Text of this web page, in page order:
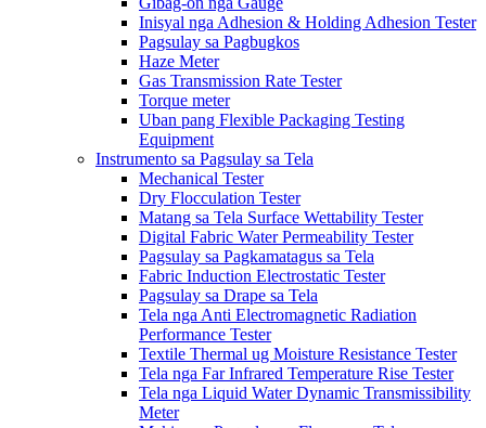
Inisyal nga Adhesion & Holding Adhesion Tester
Pagsulay sa Pagbugkos
Haze Meter
Gas Transmission Rate Tester
Torque meter
Uban pang Flexible Packaging Testing
Equipment
Instrumento sa Pagsulay sa Tela
Mechanical Tester
Dry Flocculation Tester
Matang sa Tela Surface Wettability Tester
Digital Fabric Water Permeability Tester
Pagsulay sa Pagkamatagus sa Tela
Fabric Induction Electrostatic Tester
Pagsulay sa Drape sa Tela
Tela nga Anti Electromagnetic Radiation
Performance Tester
Textile Thermal ug Moisture Resistance Tester
Tela nga Far Infrared Temperature Rise Tester
Tela nga Liquid Water Dynamic Transmissibility
Meter